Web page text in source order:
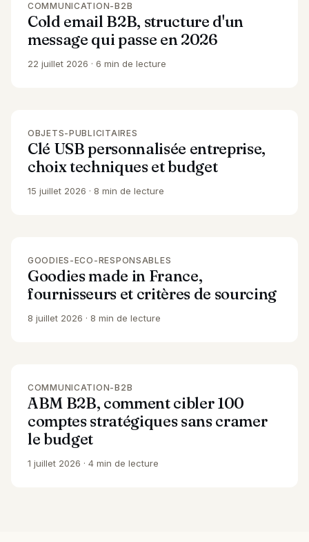
COMMUNICATION-B2B
Cold email B2B, structure d'un
message qui passe en 2026
22 juillet 2026 6 min de lecture
OBJETS-PUBLICITAIRES
Clé USB personnalisée entreprise,
choix techniques et budget
15 juillet 2026 8 min de lecture
GOODIES-ECO-RESPONSABLES
Goodies made in France,
fournisseurs et critères de sourcing
8 juillet 2026 8 min de lecture
COMMUNICATION-B2B
ABM B2B, comment cibler 100
comptes stratégiques sans cramer
le budget
1 juillet 2026 4 min de lecture